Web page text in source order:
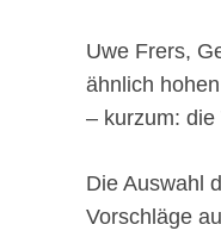
Uwe Frers,
ähnlich
– kurzum: die
Die Auswahl
Vorschläge